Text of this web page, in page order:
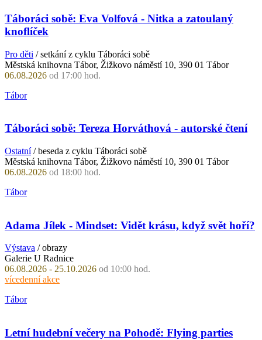
Táboráci sobě: Eva Volfová - Nitka a zatoulaný
knoflíček
Pro děti / setkání z cyklu Táboráci sobě
Městská knihovna Tábor, Žižkovo náměstí 10, 390 01 Tábor
06.08.2026 od 17:00 hod.
Tábor
Táboráci sobě: Tereza Horváthová - autorské čtení
Ostatní/ beseda z cyklu Táboráci sobě
Městská knihovna Tábor, Žižkovo náměstí 10, 390 01 Tábor
06.08.2026 od 18:00 hod.
Tábor
Adama Jílek - Mindset: Vidět krásu, když svět hoří?
Výstava / obrazy
Galerie U Radnice
06.08.2026 - 25.10.2026 od 10:00 hod.
vícedenní akce
Tábor
Letní hudební večery na Pohodě: Flying parties